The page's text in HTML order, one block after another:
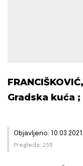
Gradska kuća
Objavljeno: 10.03.2021.
Pregleda: 255